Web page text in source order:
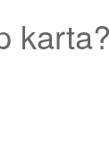
karta?